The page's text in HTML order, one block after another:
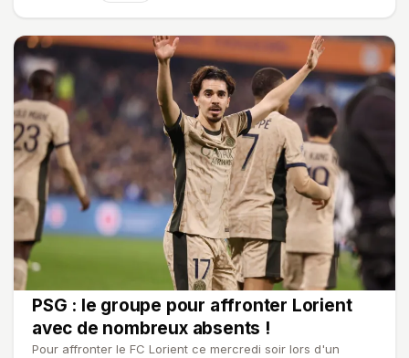
PSG : le groupe pour affronter Lorient
avec de nombreux absents !
Pour affronter le FC Lorient ce mercredi soir lors d'un